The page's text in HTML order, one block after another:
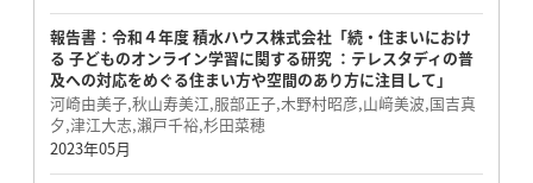
報告書：令和４年度 積水ハウス株式会社「続・住まいにおけ
る 子どものオンライン学習に関する研究 ：テレスタディの普
及への対応をめぐる住まい方や空間のあり方に注目して」
河崎由美子,秋山寿美江,服部正子,木野村昭彦,山﨑美波,国吉真
夕,津江大志,瀨⼾千裕,杉田菜穂
2023年05月